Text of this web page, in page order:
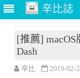
辛比誌
[推薦]
Dash
辛比 2019-02-